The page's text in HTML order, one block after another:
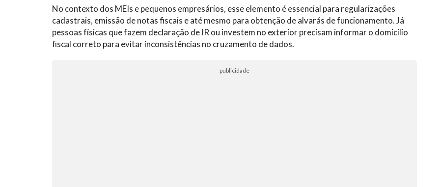
No contexto dos MEIs e pequenos empresários, esse elemento é essencial para regularizações
cadastrais, emissão de notas fiscais e até mesmo para obtenção de alvarás de funcionamento. Já
pessoas físicas que fazem declaração de IR ou investem no exterior precisam informar o domicílio
fiscal correto para evitar inconsistências no cruzamento de dados.
publicidade